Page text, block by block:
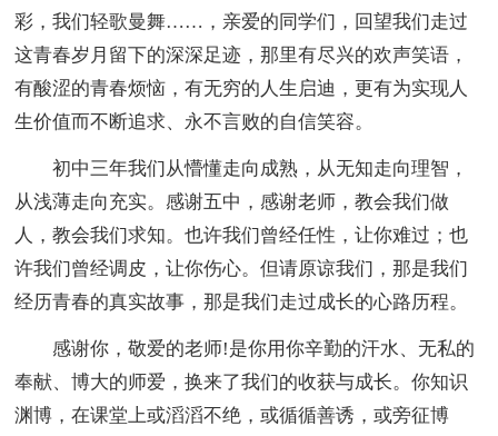
彩，我们轻歌曼舞……，亲爱的同学们，回望我们走过
这青春岁月留下的深深足迹，那里有尽兴的欢声笑语，
有酸涩的青春烦恼，有无穷的人生启迪，更有为实现人
生价值而不断追求、永不言败的自信笑容。
初中三年我们从懵懂走向成熟，从无知走向理智，
从浅薄走向充实。感谢五中，感谢老师，教会我们做
人，教会我们求知。也许我们曾经任性，让你难过；也
许我们曾经调皮，让你伤心。但请原谅我们，那是我们
经历青春的真实故事，那是我们走过成长的心路历程。
感谢你，敬爱的老师!是你用你辛勤的汗水、无私的
奉献、博大的师爱，换来了我们的收获与成长。你知识
渊博，在课堂上或滔滔不绝，或循循善诱，或旁征博